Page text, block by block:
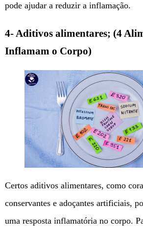
pode ajudar a reduzir a inflamação.
4- Aditivos alimentares; (4
Inflamam o Corpo)
Certos aditivos alimentares, como
conservantes e adoçantes artificiais,
uma resposta inflamatória no corpo.